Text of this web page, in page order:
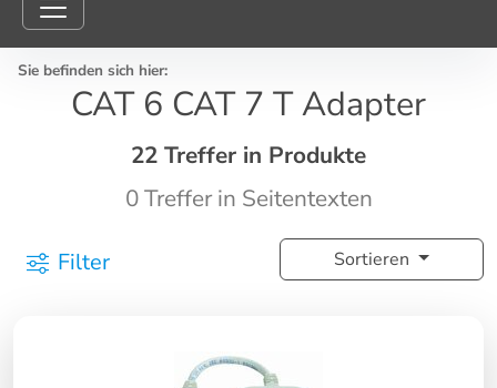
Sie befinden sich hier:
CAT 6 CAT 7 T Adapter
22 Treffer in Produkte
0 Treffer in Seitentexten
Filter Sortieren